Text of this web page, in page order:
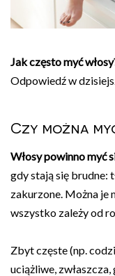
Jak często myć
Odpowiedź w
Czy można
Włosy powinno myć
gdy stają się brudne:
zakurzone. Można je
wszystko zależy od
Zbyt częste (np.
uciążliwe,